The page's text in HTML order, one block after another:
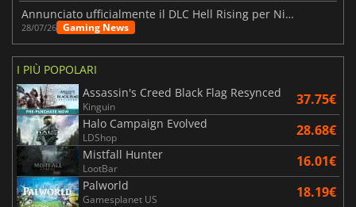
Annunciato ufficialmente il DLC Hell Rising per Nioh 3
28/07/26 Gaming News
I PIÙ POPOLARI
Assassin's Creed Black Flag Resynced
Kinguin 37.75€
Halo Campaign Evolved
LDShop 28.68€
Mistfall Hunter
LootBar 16.01€
Palworld
Gamesplanet US 18.19€